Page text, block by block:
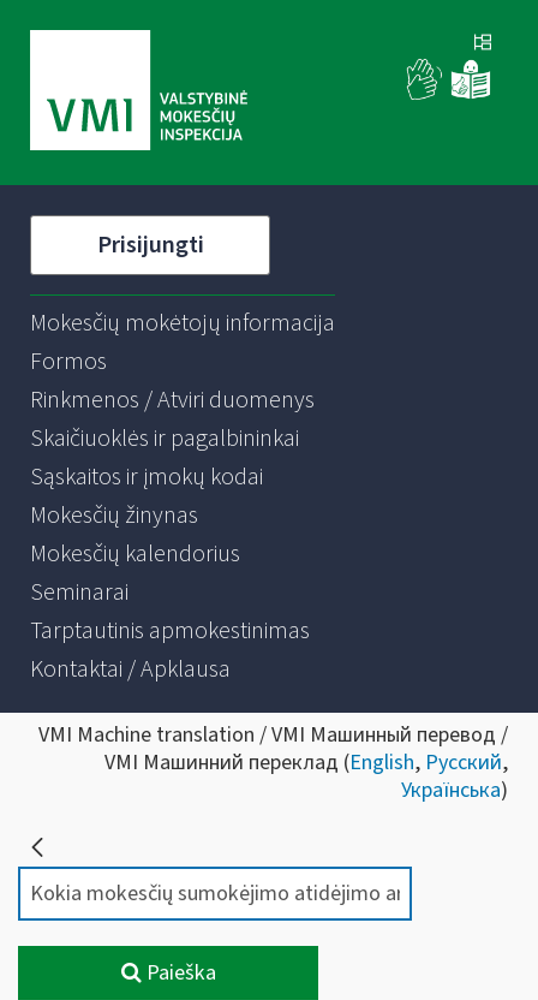
Prisijungti
Mokesčių mokėtojų informacija
Formos
Rinkmenos / Atviri duomenys
Skaičiuoklės ir pagalbininkai
Sąskaitos ir įmokų kodai
Mokesčių žinynas
Mokesčių kalendorius
Seminarai
Tarptautinis apmokestinimas
Kontaktai / Apklausa
VMI Machine translation / VMI Машинный перевод /
VMI Машинний переклад (English, Русский,
Українська)
Paieška